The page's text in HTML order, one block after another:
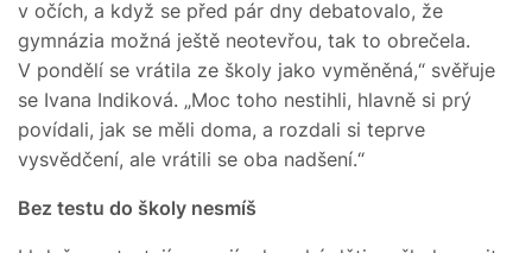
v očích, a když se před pár dny debatovalo, že
gymnázia možná ještě neotevřou, tak to obrečela.
V pondělí se vrátila ze školy jako vyměněná,“ svěřuje
se Ivana Indiková. „Moc toho nestihli, hlavně si prý
povídali, jak se měli doma, a rozdali si teprve
vysvědčení, ale vrátili se oba nadšení.“
Bez testu do školy nesmíš